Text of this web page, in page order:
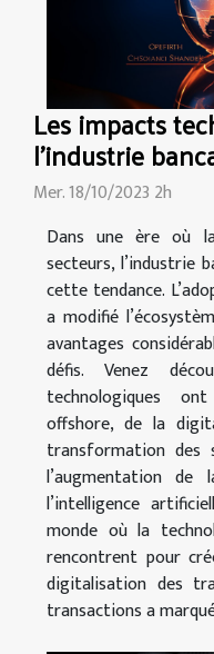
Les impacts
l'industrie
Mer. 18/10/2023 2h
Dans une ère où
secteurs, l’industrie
cette tendance.
a modifié
avantages
défis. Venez
technologiques
offshore, de la
transformation des
l’augmentation
l’intelligence
monde où la
rencontrent pour
digitalisation des
transactions a